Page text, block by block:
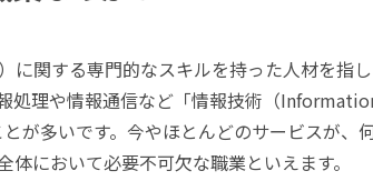
に関する専門的なスキルを持った人材を指
処理や情報通信など「情報技術（
が多いです。今やほとんどのサービスが、
において必要不可欠な職業といえます。